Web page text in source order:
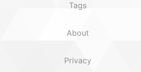
Tags
About
Privacy